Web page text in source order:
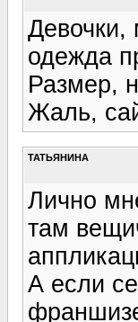
Девочки,
одежда
Размер,
Жаль,
ТАТЬЯНИНА
Лично
там
А если